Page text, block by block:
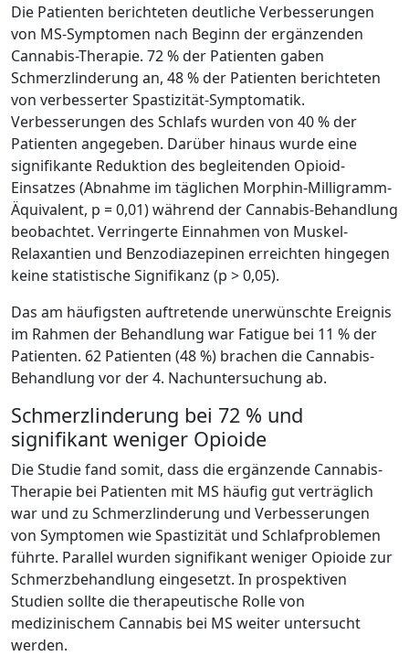
Die Patienten berichteten deutliche Verbesserungen
von MS-Symptomen nach Beginn der ergänzenden
Cannabis-Therapie. 72 % der Patienten gaben
Schmerzlinderung an, 48 % der Patienten berichteten
von verbesserter Spastizität-Symptomatik.
Verbesserungen des Schlafs wurden von 40 % der
Patienten angegeben. Darüber hinaus wurde eine
signifikante Reduktion des begleitenden Opioid-
Einsatzes (Abnahme im täglichen Morphin-Milligramm-
Äquivalent, p = 0,01) während der Cannabis-Behandlung
beobachtet. Verringerte Einnahmen von Muskel-
Relaxantien und Benzodiazepinen erreichten hingegen
keine statistische Signifikanz (p > 0,05).
Das am häufigsten auftretende unerwünschte Ereignis
im Rahmen der Behandlung war Fatigue bei 11 % der
Patienten. 62 Patienten (48 %) brachen die Cannabis-
Behandlung vor der 4. Nachuntersuchung ab.
Schmerzlinderung bei 72 % und
signifikant weniger Opioide
Die Studie fand somit, dass die ergänzende Cannabis-
Therapie bei Patienten mit MS häufig gut verträglich
war und zu Schmerzlinderung und Verbesserungen
von Symptomen wie Spastizität und Schlafproblemen
führte. Parallel wurden signifikant weniger Opioide zur
Schmerzbehandlung eingesetzt. In prospektiven
Studien sollte die therapeutische Rolle von
medizinischem Cannabis bei MS weiter untersucht
werden.